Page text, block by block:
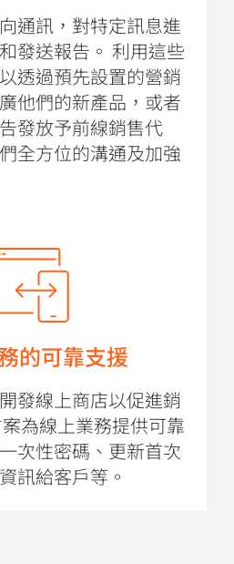
通訊，對特定訊息進
發送報告。 利用這些
透過預先設置的營銷
他們的新產品，或者
發放予前線銷售代
全方位的溝通及加強
的可靠支援
發線上商店以促進銷
為線上業務提供可靠
次性密碼、更新首次
訊給客戶等。